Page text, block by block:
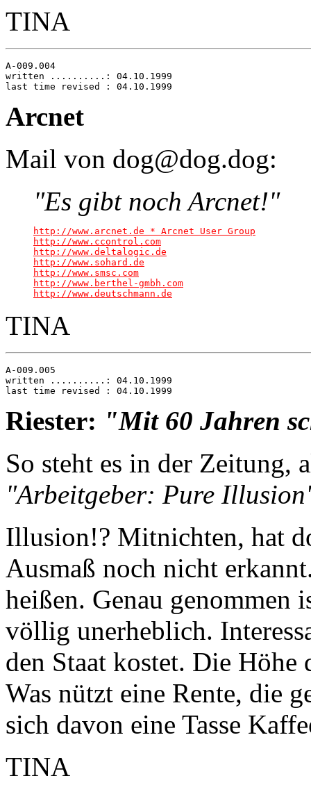
TINA
A-009.004
written ..........: 04.10.1999
Arcnet
Mail von dog@dog.dog:
"Es gibt noch Arcnet!"
http://www.arcnet.de * Arcnet User Group
http://www.ccontrol.com
http://www.deltalogic.de
http://www.sohard.de
http://www.smsc.com
http://www.berthel-gmbh.com
http://www.deutschmann.de
TINA
A-009.005
written ..........: 04.10.1999
Riester: "Mit 60 Jahren
So steht es in der Zeitung,
"Arbeitgeber: Pure
Illusion!? Mitnichten, hat
Ausmaß noch nicht
heißen. Genau genommen
völlig unerheblich.
den Staat kostet. Die Höhe
Was nützt eine Rente, die
sich davon eine Tasse
TINA